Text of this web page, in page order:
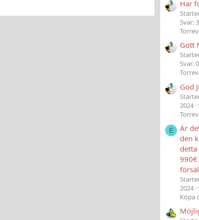
Har
Svar: 3
Gott
Svar: 0
God
2024
E
Är
den
990€
2024
Köpa